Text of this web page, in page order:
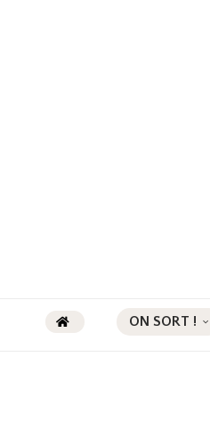
ON SORT !